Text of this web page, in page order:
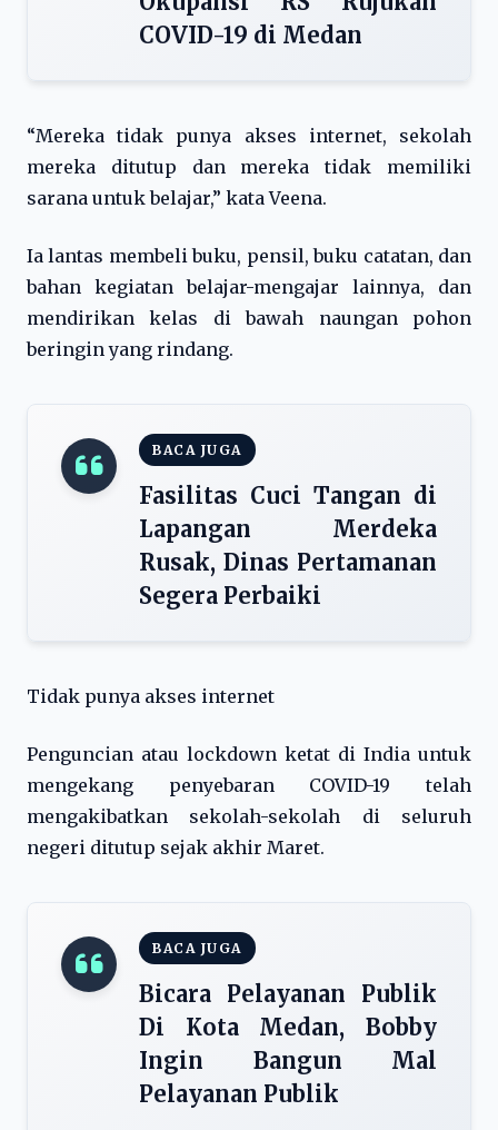
COVID-19 di Medan
“Mereka tidak punya akses internet, sekolah
mereka ditutup dan mereka tidak memiliki
sarana untuk belajar,” kata Veena.
Ia lantas membeli buku, pensil, buku catatan, dan
bahan kegiatan belajar-mengajar lainnya, dan
mendirikan kelas di bawah naungan pohon
beringin yang rindang.
BACA JUGA
Fasilitas Cuci Tangan di
Lapangan Merdeka
Rusak, Dinas Pertamanan
Segera Perbaiki
Tidak punya akses internet
Penguncian atau lockdown ketat di India untuk
mengekang penyebaran COVID-19 telah
mengakibatkan sekolah-sekolah di seluruh
negeri ditutup sejak akhir Maret.
BACA JUGA
Bicara Pelayanan Publik
Di Kota Medan, Bobby
Ingin Bangun Mal
Pelayanan Publik